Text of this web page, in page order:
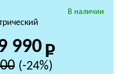
В наличии
990
(-24%)